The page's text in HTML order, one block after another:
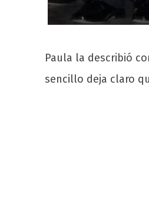
Paula la describió
sencillo deja claro